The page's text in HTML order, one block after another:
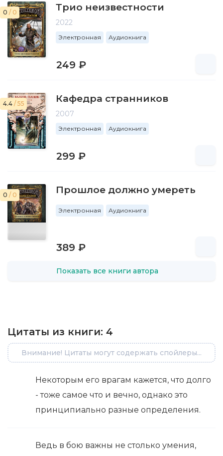
0 / 0 Трио неизвестности
2022
Электронная Аудиокнига
249 ₽
4.4 / 55 Кафедра странников
2007
Электронная Аудиокнига
299 ₽
0 / 0 Прошлое должно умереть
Электронная Аудиокнига
389 ₽
Показать все книги автора
Цитаты из книги: 4
Внимание! Цитаты могут содержать спойлеры...
Некоторым его врагам кажется, что долго
- тоже самое что и вечно, однако это
принципиально разные определения.
Ведь в бою важны не столько умения,